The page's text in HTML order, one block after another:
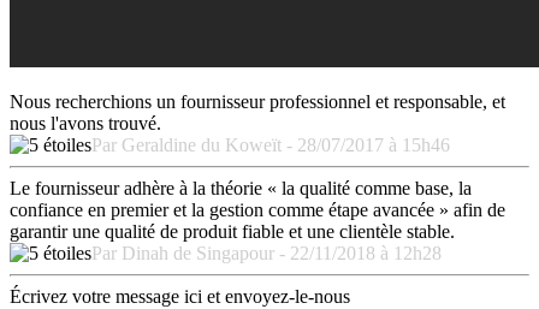
Nous recherchions un fournisseur professionnel et responsable, et
nous l'avons trouvé.
Par Geraldine du Koweït - 28/07/2017 à 15h46
Le fournisseur adhère à la théorie « la qualité comme base, la
confiance en premier et la gestion comme étape avancée » afin de
garantir une qualité de produit fiable et une clientèle stable.
Par Dinah de Singapour - 22/11/2018 à 12h28
Écrivez votre message ici et envoyez-le-nous